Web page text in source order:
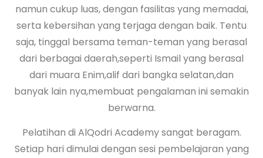
namun cukup luas, dengan fasilitas yang memadai,
serta kebersihan yang terjaga dengan baik. Tentu
saja, tinggal bersama teman-teman yang berasal
dari berbagai daerah,seperti Ismail yang berasal
dari muara Enim,alif dari bangka selatan,dan
banyak lain nya,membuat pengalaman ini semakin
berwarna.
Pelatihan di AlQodri Academy sangat beragam.
Setiap hari dimulai dengan sesi pembelajaran yang